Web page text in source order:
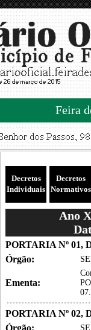
Feira
Decretos
Individuais
Decretos
Normativos
Ano
PORTARIA Nº 01,
Órgão:
Ementa:
PORTARIA Nº 02,
Órgão: